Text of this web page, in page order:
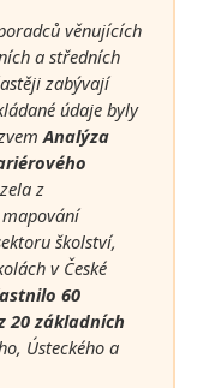
věnujících
a středních
zabývají
údaje byly
Analýza
z
školství,
v České
60
20 základních
Ústeckého a